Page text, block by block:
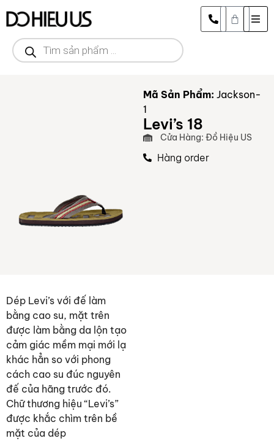
Mã Sản Phẩm: Jackson-
1
Levi’s 18
Cửa Hàng: Đồ Hiệu US
Hàng order
Dép Levi’s với đế làm
bằng cao su, mặt trên
được làm bằng da lộn tạo
cảm giác mềm mại mới lạ
khác hẳn so với phong
cách cao su đúc nguyên
đế của hãng trước đó.
Chữ thương hiệu “Levi’s”
được khắc chìm trên bề
mặt của dép